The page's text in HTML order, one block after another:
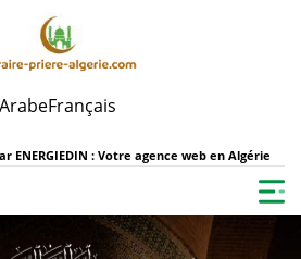
ArabeFrançais
ENERGIEDIN : Votre agence web en Algérie